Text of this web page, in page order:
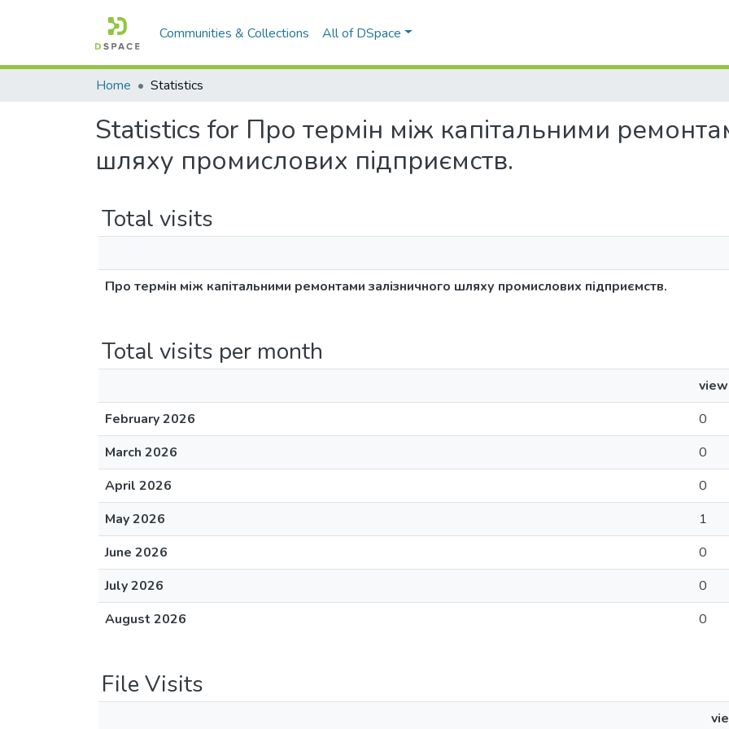
Communities & Collections All of DSpace
Home Statistics
Statistics for Про термін між капітальними
шляху промислових підприємств.
Total visits
Про термін між капітальними ремонтами залізничного шляху промислових підприємств.
Total visits per month
February 2026
0
March 2026
0
April 2026
0
May 2026
1
June 2026
0
July 2026
0
August 2026
0
File Visits